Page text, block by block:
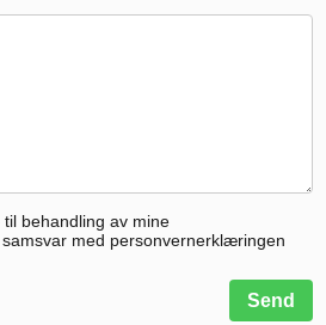
behandling av mine
med personvernerklæringen
Send